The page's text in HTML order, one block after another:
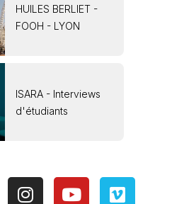
HUILES BERLIET -
FOOH - LYON
ISARA - Interviews
d'étudiants